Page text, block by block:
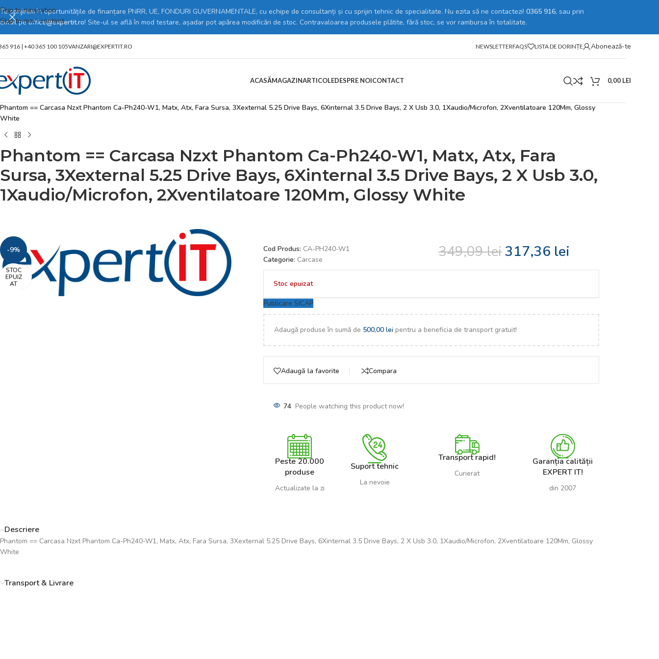
Skip to navigation
Skip to main content
Te sprijinim în oportunitățile de finanțare PNRR, UE, FONDURI GUVERNAMENTALE, cu echipe de consultanți și cu sprijin tehnic de specialitate. Nu ezita să ne contactezi! 0365 916, sau prin
email peoffice@expertit.ro! Site-ul se află în mod testare, așadar pot apărea modificări de stoc. Contravaloarea produsele plătite, fără stoc, se vor rambursa în totalitate.
916 | +40 365 100 105VANZARI@EXPERTIT.RO NEWSLETTERFAQS LISTA DE DORINȚE Abonează-te
ACASĂMAGAZINARTICOLEDESPRE NOICONTACT 0,00 LEI
Prima pagină Magazin online
Phantom == Carcasa Nzxt Phantom Ca-Ph240-W1, Matx, Atx, Fara Sursa, 3Xexternal 5.25 Drive Bays, 6Xinternal 3.5 Drive Bays, 2 X Usb 3.0, 1Xaudio/Microfon, 2Xventilatoare 120Mm, Glossy
White
Phantom == Carcasa Nzxt Phantom Ca-Ph240-W1, Matx, Atx, Fara
Sursa, 3Xexternal 5.25 Drive Bays, 6Xinternal 3.5 Drive Bays, 2 X Usb 3.0,
1Xaudio/Microfon, 2Xventilatoare 120Mm, Glossy White
-9%
STOC
EPUIZ
AT
Faceți click pentru a mări
Cod Produs: CA-PH240-W1
Categorie: Carcase 349,09lei317,36 lei
Stoc epuizat
Publicare SICAP
Adaugă produse în sumă de 500,00 leipentru a beneficia de transport gratuit!
Adaugă la favorite Compara
74 People watching this product now!
Peste 20.000
produse
Actualizate la zi
Suport tehnic
La nevoie
Transport rapid!
Curierat
Garanția calității
EXPERT IT!
din 2007
Descriere
Phantom == Carcasa Nzxt Phantom Ca-Ph240-W1, Matx, Atx, Fara Sursa, 3Xexternal 5.25 Drive Bays, 6Xinternal 3.5 Drive Bays, 2 X Usb 3.0, 1Xaudio/Microfon, 2Xventilatoare 120Mm, Glossy
White
Transport & Livrare